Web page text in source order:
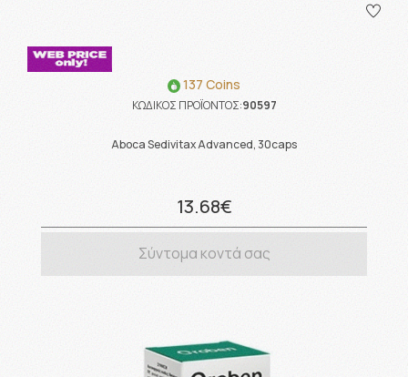
137 Coins
ΚΩΔΙΚΟΣ ΠΡΟΪΟΝΤΟΣ:90597
Aboca Sedivitax Advanced, 30caps
13.68€
Σύντομα κοντά σας